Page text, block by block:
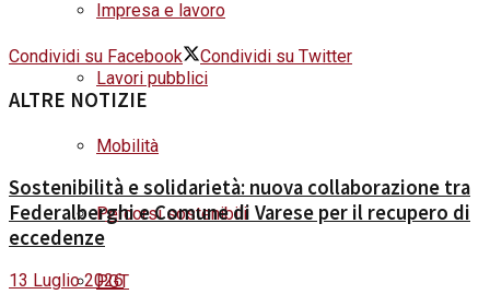
Impresa e lavoro
Lavori pubblici
Mobilità
Percorsi sostenibili
PGT
Condividi su Facebook Condividi su Twitter
ALTRE NOTIZIE
Sostenibilità e solidarietà: nuova collaborazione tra
Federalberghi e Comune di Varese per il recupero di
eccedenze
13 Luglio 2026